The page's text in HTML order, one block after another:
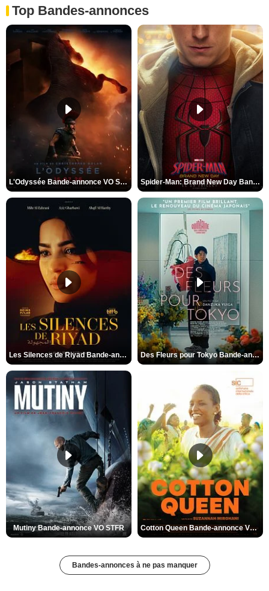
Top Bandes-annonces
L'Odyssée Bande-annonce VO STFR Spider-Man: Brand New Day Bande-annonce VO STFR
Les Silences de Riyad Bande-annonce VO STFR Des Fleurs pour Tokyo Bande-annonce VO STFR
Mutiny Bande-annonce VO STFR Cotton Queen Bande-annonce VO STFR
Bandes-annonces à ne pas manquer